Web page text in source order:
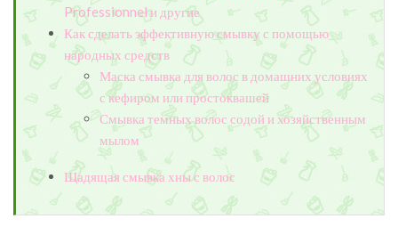
Professionnel и другие
Как сделать эффективную смывку с помощью
народных средств
Маска смывка для волос в домашних условиях
с кефиром или простоквашей
Смывка темных волос содой и хозяйственным
мылом
Щадящая смывка хны с волос